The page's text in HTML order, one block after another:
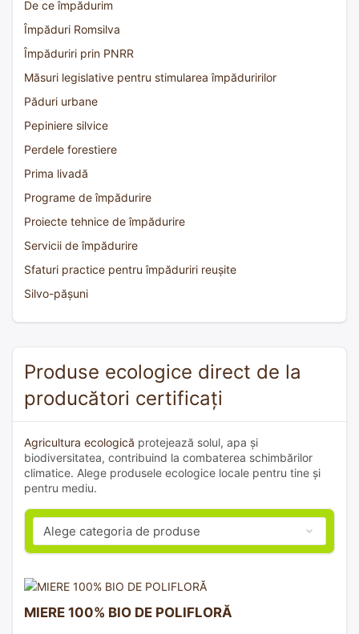
De ce împădurim
Împăduri Romsilva
Împăduriri prin PNRR
Măsuri legislative pentru stimularea împăduririlor
Păduri urbane
Pepiniere silvice
Perdele forestiere
Prima livadă
Programe de împădurire
Proiecte tehnice de împădurire
Servicii de împădurire
Sfaturi practice pentru împăduriri reușite
Silvo-pășuni
Produse ecologice direct de la
producători certificați
Agricultura ecologică protejează solul, apa și
biodiversitatea, contribuind la combaterea schimbărilor
climatice. Alege produsele ecologice locale pentru tine și
pentru mediu.
MIERE 100% BIO DE POLIFLORĂ